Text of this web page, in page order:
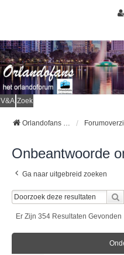
V&A Zoek
Orlandofans Homepage
Onbeantwoorde
Ga naar uitgebreid zoeken
Er Zijn 354 Resultaten Gevonden